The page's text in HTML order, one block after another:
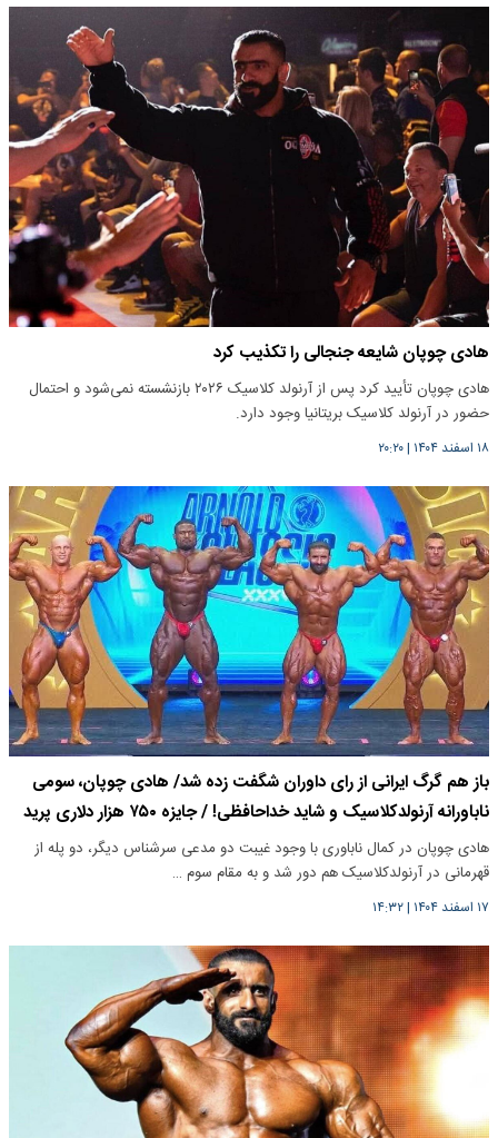
هادی چوپان شایعه جنجالی را تکذیب کرد
هادی چوپان تأیید کرد پس از آرنولد کلاسیک ۲۰۲۶ بازنشسته نمی‌شود و احتمال
حضور در آرنولد کلاسیک بریتانیا وجود دارد.
۱۸ اسفند ۱۴۰۴ |۲۰:۲۰
باز هم گرگ ایرانی از رای داوران شگفت زده شد/ هادی چوپان، سومی
ناباورانه آرنولدکلاسیک و شاید خداحافظی! / جایزه ۷۵۰ هزار دلاری پرید
هادی چوپان در کمال ناباوری با وجود غیبت دو مدعی سرشناس دیگر، دو پله از
قهرمانی در آرنولدکلاسیک هم دور شد و به مقام سوم …
۱۷ اسفند ۱۴۰۴ |۱۴:۳۲